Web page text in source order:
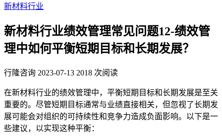
新材料行业
新材料行业绩效管理常见问题12-绩效管
理中如何平衡短期目标和长期发展？
行隆咨询 2023-07-13 2018 次阅读
在新材料行业的绩效管理中，平衡短期目标和长期发展是至关
重要的。尽管短期目标通常与业绩直接相关，但忽视了长期发
展可能会对组织的可持续性和竞争力造成负面影响。以下是一
些建议，以实现这种平衡：